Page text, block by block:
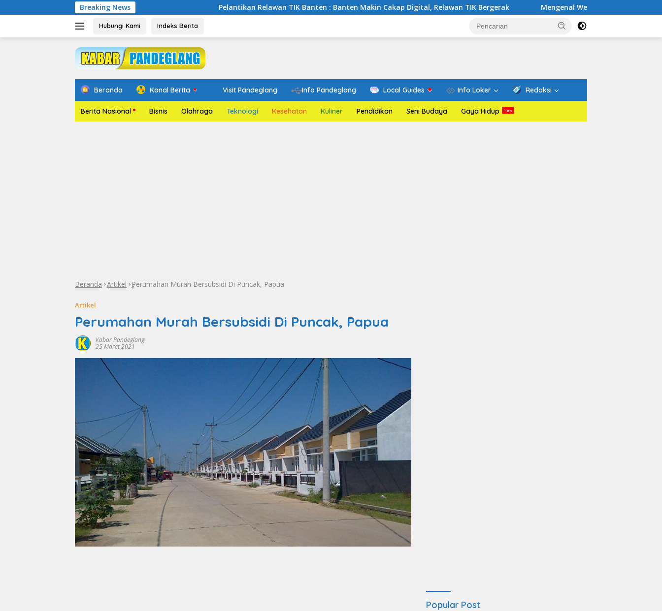
ke
Breaking News Pelantikan Relawan TIK Banten : Banten Makin Cakap Digital, Relawan TIK Bergerak Mengenal Website Resmi PAFI: Wadah Informasi
Hubungi Kami Indeks Berita
Beranda Kanal Berita Visit Pandeglang Info Pandeglang Local Guides Info Loker Redaksi
Berita Nasional Bisnis Olahraga Teknologi Kesehatan Kuliner Pendidikan Seni Budaya Gaya Hidup
Beranda »
Artikel »Perumahan Murah Bersubsidi Di Puncak, Papua
Artikel
Perumahan Murah Bersubsidi Di Puncak, Papua
Kabar Pandeglang
25 Maret 2021
Popular Post